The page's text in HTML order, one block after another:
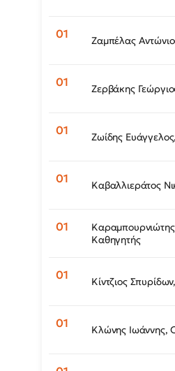
Ζαμπέλας
Ζερβάκης
Ζωίδης
Καβαλλιεράτος
Καθηγητής
Κίντζιος
Κλώνης Ιωάννης,